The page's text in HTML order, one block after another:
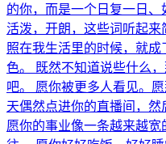
的你，而是一个日复一日、
活泼，开朗，这些词听起
照在我生活里的时候，就
色。 既然不知道说些什么
吧。 愿你被更多人看见。
天偶然点进你的直播间，然
愿你的事业像一条越来越